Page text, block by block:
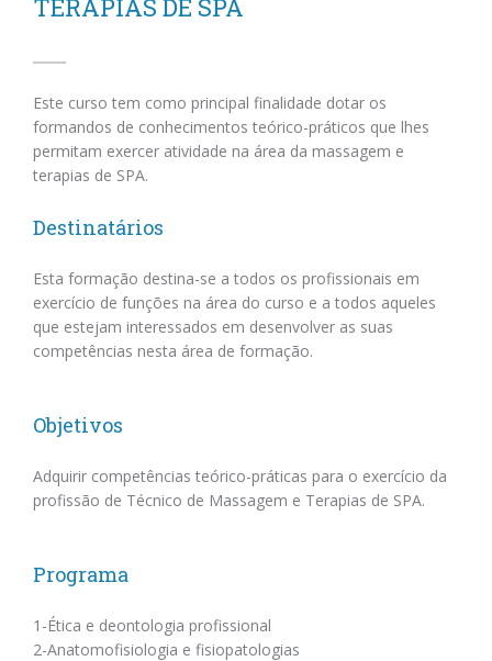
TERAPIAS DE SPA
Este curso tem como principal finalidade dotar os
formandos de conhecimentos teórico-práticos que lhes
permitam exercer atividade na área da massagem e
terapias de SPA.
Destinatários
Esta formação destina-se a todos os profissionais em
exercício de funções na área do curso e a todos aqueles
que estejam interessados em desenvolver as suas
competências nesta área de formação.
Objetivos
Adquirir competências teórico-práticas para o exercício da
profissão de Técnico de Massagem e Terapias de SPA.
Programa
1-Ética e deontologia profissional
2-Anatomofisiologia e fisiopatologias